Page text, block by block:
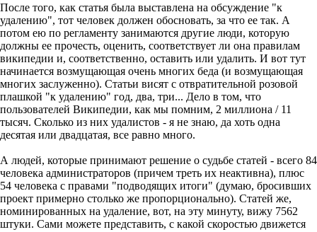
После того, как статья была выставлена на обсуждение "к
удалению", тот человек должен обосновать, за что ее так. А
потом ею по регламенту занимаются другие люди, которую
должны ее прочесть, оценить, соответствует ли она правилам
википедии и, соответственно, оставить или удалить. И вот тут
начинается возмущающая очень многих беда (и возмущающая
многих заслуженно). Статьи висят с отвратительной розовой
плашкой "к удалению" год, два, три... Дело в том, что
пользователей Википедии, как мы помним, 2 миллиона / 11
тысяч. Сколько из них удалистов - я не знаю, да хоть одна
десятая или двадцатая, все равно много.
А людей, которые принимают решение о судьбе статей - всего 84
человека администраторов (причем треть их неактивна), плюс
54 человека с правами "подводящих итоги" (думаю, бросивших
проект примерно столько же пропорционально). Статей же,
номинированных на удаление, вот, на эту минуту, вижу 7562
штуки. Сами можете представить, с какой скоростью движется